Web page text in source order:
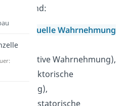
sind:
visuelle Wahrnehmung
Ohr
(auditive Wahrnehmung),
(olfaktorische
(gustatorische